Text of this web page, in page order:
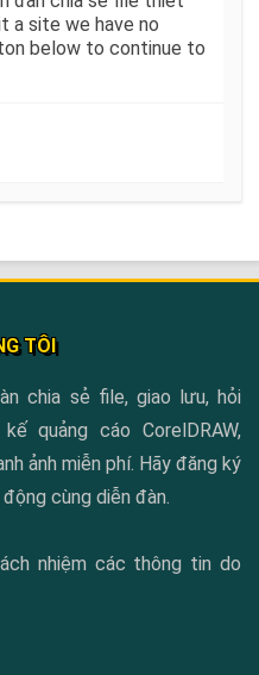
a site we have no
below to continue to
TÔI
chia sẻ file, giao lưu, hỏi
quảng cáo CorelDRAW,
ảnh miễn phí. Hãy đăng ký
cùng diễn đàn.
nhiệm các thông tin do